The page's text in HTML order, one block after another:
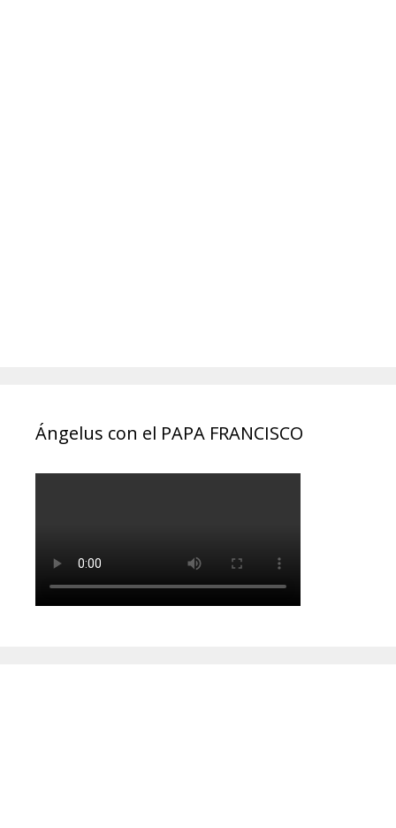
Ángelus con el PAPA FRANCISCO